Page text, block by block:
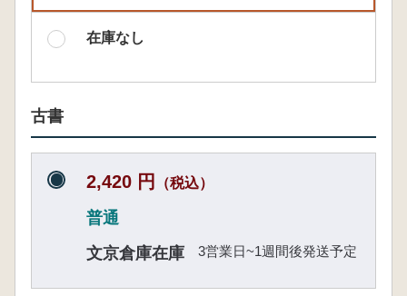
在庫なし
古書
2,420 円 （税込）
普通
文京倉庫在庫
3営業日~1週間後発送予定